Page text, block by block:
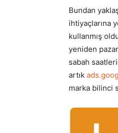
Bundan
ihtiyaçlarına
kullanmış
yeniden
sabah
artık
marka bilinci